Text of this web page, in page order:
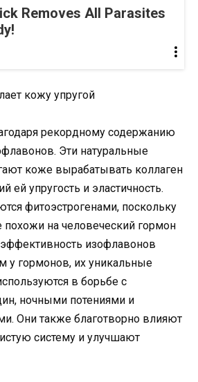
Removes All Parasites
кожу упругой
рекордному содержанию
Эти натуральные
коже вырабатывать коллаген
ей упругость и эластичность.
фитоэстрогенами, поскольку
похожи на человеческий гормон
изофлавонов
у гормонов, их уникальные
в борьбе с
ночными потениями и
Они также благотворно влияют
систему и улучшают